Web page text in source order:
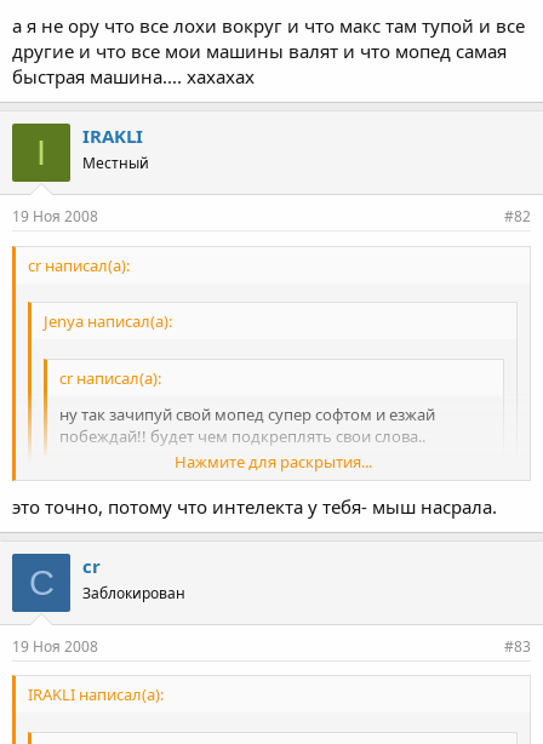
а я не ору что все лохи вокруг и что макс там тупой и все
другие и что все мои машины валят и что мопед самая
быстрая машина.... хахахах
I IRAKLI
Местный
19 Ноя 2008 #82
cr написал(а):
Jenya написал(а):
cr написал(а):
ну так зачипуй свой мопед супер софтом и езжай
побеждай!! будет чем подкреплять свои слова..
Мне есть чем подкрепить свои слова, а ты, что из себя
представляешь?
Нажмите для раскрытия...
другие и что все мои машины валят и что мопед самая быстрая
машина.... хахахах
Нажмите для раскрытия...
это точно, потому что интелекта у тебя- мыш насрала.
C cr
Заблокирован
19 Ноя 2008 #83
IRAKLI написал(а):